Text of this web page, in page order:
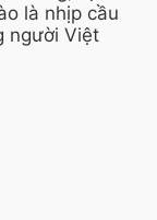
là nhịp cầu
người Việt